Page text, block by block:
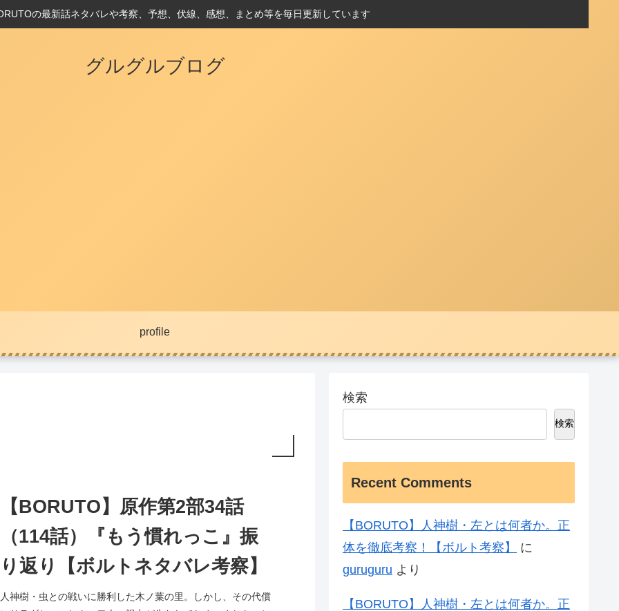
の最新話ネタバレや考察、予想、伏線、感想、まとめ等を毎日更新しています
グルグルブログ
profile
【BORUTO】原作第2部34話
（114話）『もう慣れっこ』振
り返り【ボルトネタバレ考察】
人神樹・虫との戦いに勝利した木ノ葉の里。しかし、その代償
検索
検索
Recent Comments
【BORUTO】人神樹・左とは何者か。正
体を徹底考察！【ボルト考察】
に
guruguru より
【BORUTO】人神樹・左とは何者か。正